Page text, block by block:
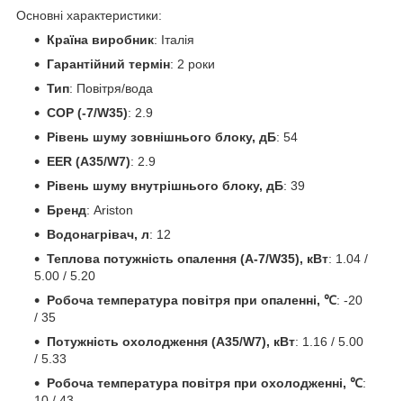
Основні характеристики:
Країна виробник: Італія
Гарантійний термін: 2 роки
Тип: Повітря/вода
COP (-7/W35): 2.9
Рівень шуму зовнішнього блоку, дБ: 54
EER (A35/W7): 2.9
Рівень шуму внутрішнього блоку, дБ: 39
Бренд: Ariston
Водонагрівач, л: 12
Теплова потужність опалення (А-7/W35), кВт: 1.04 /
5.00 / 5.20
Робоча температура повітря при опаленні, ℃: -20
/ 35
Потужність охолодження (A35/W7), кВт: 1.16 / 5.00
/ 5.33
Робоча температура повітря при охолодженні, ℃: